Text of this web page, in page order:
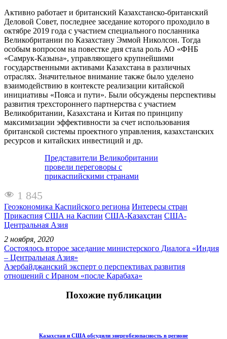
Активно работает и британский Казахстанско-британский
Деловой Совет, последнее заседание которого проходило в
октябре 2019 года с участием специального посланника
Великобритании по Казахстану Эммой Николсон. Тогда
особым вопросом на повестке дня стала роль АО «ФНБ
«Самрук-Казына», управляющего крупнейшими
государственными активами Казахстана в различных
отраслях. Значительное внимание также было уделено
взаимодействию в контексте реализации китайской
инициативы «Пояса и пути». Были обсуждены перспективы
развития трехстороннего партнерства с участием
Великобритании, Казахстана и Китая по принципу
максимизации эффективности за счет использования
британской системы проектного управления, казахстанских
ресурсов и китайских инвестиций и др.
Представители Великобритании
провели переговоры с
прикаспийскими странами
1 845
Геоэкономика Каспийского региона Интересы стран
Прикаспия США на Каспии США-Казахстан США-
Центральная Азия
2 ноября, 2020
Состоялось второе заседание министерского Диалога «Индия
– Центральная Азия»
Азербайджанский эксперт о перспективах развития
отношений с Ираном «после Карабаха»
Похожие публикации
Казахстан и США обсудили энергобезопасность в регионе